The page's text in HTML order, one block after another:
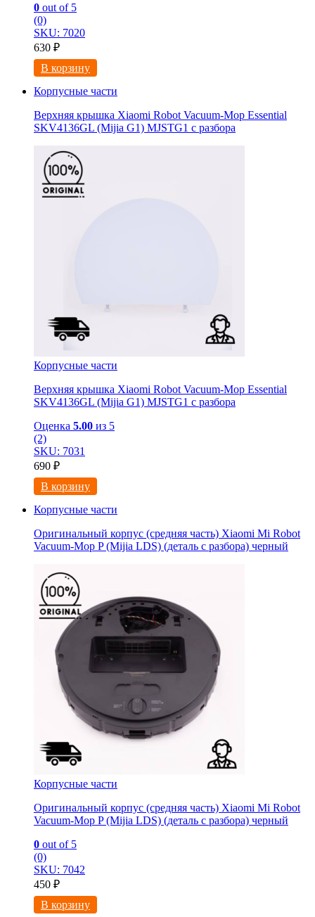
0 out of 5
(0)
SKU: 7020
630 ₽
В корзину
Корпусные части
Верхняя крышка Xiaomi Robot Vacuum-Mop Essential
SKV4136GL (Mijia G1) MJSTG1 с разбора
Корпусные части
Верхняя крышка Xiaomi Robot Vacuum-Mop Essential
SKV4136GL (Mijia G1) MJSTG1 с разбора
Оценка 5.00 из 5
(2)
SKU: 7031
690 ₽
В корзину
Корпусные части
Оригинальный корпус (средняя часть) Xiaomi Mi Robot
Vacuum-Mop P (Mijia LDS) (деталь с разбора) черный
Корпусные части
Оригинальный корпус (средняя часть) Xiaomi Mi Robot
Vacuum-Mop P (Mijia LDS) (деталь с разбора) черный
0 out of 5
(0)
SKU: 7042
450 ₽
В корзину